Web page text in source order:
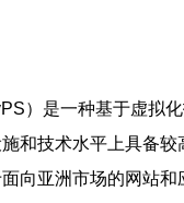
）是一种基于虚拟
和技术水平上具备
向亚洲市场的网站和